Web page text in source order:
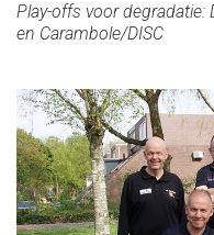
Play-offs voor degradatie:
en Carambole/DISC